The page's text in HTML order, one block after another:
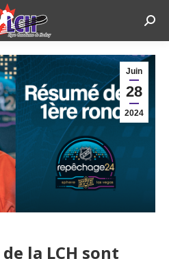
Juin
28
2024
la LCH sont